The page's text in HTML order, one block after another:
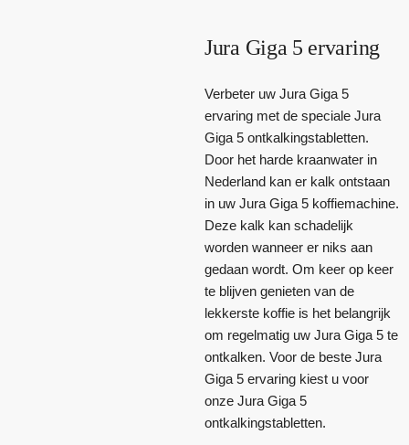
Jura Giga 5 ervaring
Verbeter uw Jura Giga 5
ervaring met de speciale Jura
Giga 5 ontkalkingstabletten.
Door het harde kraanwater in
Nederland kan er kalk ontstaan
in uw Jura Giga 5 koffiemachine.
Deze kalk kan schadelijk
worden wanneer er niks aan
gedaan wordt. Om keer op keer
te blijven genieten van de
lekkerste koffie is het belangrijk
om regelmatig uw Jura Giga 5 te
ontkalken. Voor de beste Jura
Giga 5 ervaring kiest u voor
onze Jura Giga 5
ontkalkingstabletten.